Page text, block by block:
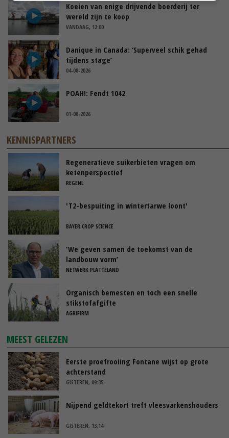
Koeien van enige drijvende boerderij ter
wereld zijn te koop
VANDAAG, 12:00
Danique in Canada: ‘Superveel schik gehad
tijdens stage’
04-08-2026
POAH!: Fendt 1042
01-08-2026
KENNISPARTNERS
Regeneratieve suikerbieten vragen om
ketenperspectief
REGENL
'T2-bespuiting in wintertarwe loont'
BAYER CROP SCIENCE
‘We geven samen de toekomst van de
landbouw vorm’
NETWERK PLATTELAND
Organisch bemesten en toch een snelle
stikstofafgifte
AGRIFIRM
MEEST GELEZEN
Eerste proefrooiing Fontane wijst op grote
achterstand
GISTEREN, 09:35
Nijpend geldtekort treft vleesvarkenshouders
GISTEREN, 13:14